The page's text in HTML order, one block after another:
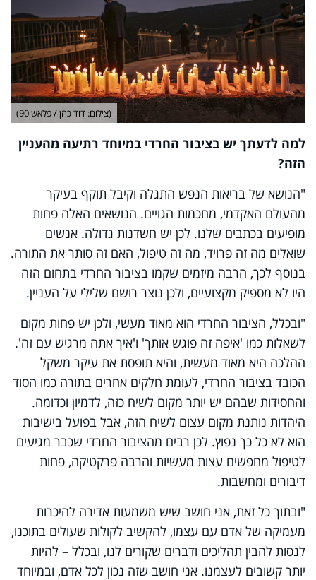
(צילום: דוד כהן / פלאש 90)
למה לדעתך יש בציבור החרדי במיוחד רתיעה מהעניין
הזה?
"הנושא של בריאות הנפש התגלה וקיבל תוקף בעיקר
מהעולם האקדמי, מחכמות הגויים. הנושאים האלה פחות
מופיעים בכתבים שלנו. לכן יש חשדנות גדולה. אנשים
שואלים מה זה פרויד, מה זה טיפול, האם זה סותר את התורה.
בנוסף לכך, הרבה מיזמים שקמו בציבור החרדי בתחום הזה
היו לא מספיק מקצועיים, ולכן נוצר רושם שלילי על העניין.
"ובכלל, הציבור החרדי הוא מאוד מעשי, ולכן יש פחות מקום
לשאלות כמו 'איפה זה פוגש אותך' ו'איך אתה מרגיש עם זה'.
ההלכה היא מאוד מעשית, והיא תופסת את עיקר משקל
הכובד בציבור החרדי, לעומת חלקים אחרים בתורה כמו הסוד
והחסידות שבהם יש יותר מקום לשיח כזה, לדמיון וכדומה.
היהדות נותנת מקום עצום לשיח הזה, אבל בפועל בישיבות
הוא לא כל כך נפוץ. לכן רבים מהציבור החרדי שכבר מגיעים
לטיפול מחפשים עצות מעשיות והרבה פרקטיקה, פחות
דיבורים ומחשבות.
"ובתוך כל זאת, אני חושב שיש משמעות אדירה להיכרות
מעמיקה של אדם עם עצמו, להקשיב לקולות שעולים בתוכנו,
לנסות להבין תהליכים ודברים שקורים לנו, ובכלל – להיות
יותר קשובים לעצמנו. אני חושב שזה נכון לכל אדם, ובמיוחד